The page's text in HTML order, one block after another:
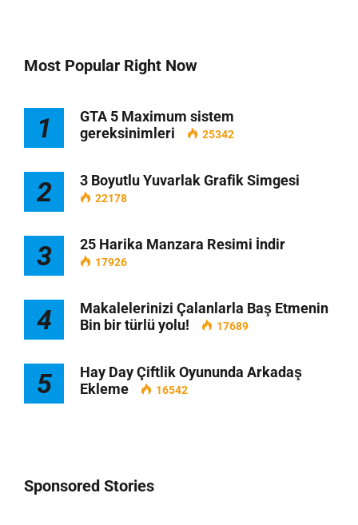
Most Popular Right Now
1
GTA 5 Maximum sistem
gereksinimleri
25342
2 3 Boyutlu Yuvarlak Grafik Simgesi
22178
3 25 Harika Manzara Resimi İndir
17926
4
Makalelerinizi Çalanlarla Baş Etmenin
Bin bir türlü yolu!
17689
5
Hay Day Çiftlik Oyununda Arkadaş
Ekleme
16542
Sponsored Stories